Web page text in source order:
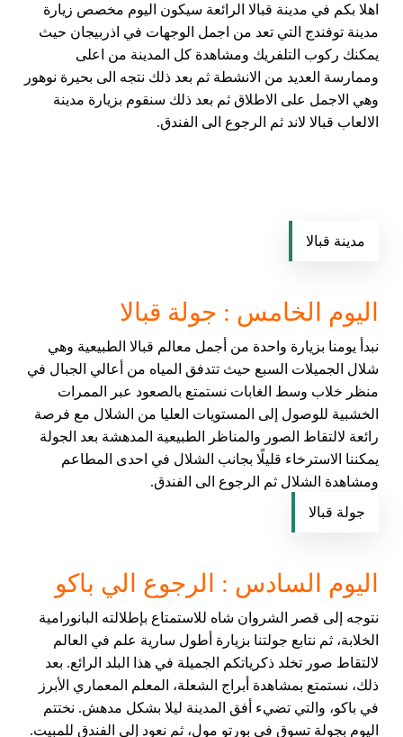
اهلا بكم في مدينة قبالا الرائعة سيكون اليوم مخصص زيارة
مدينة توفندج التي تعد من اجمل الوجهات في اذربيجان حيث
يمكنك ركوب التلفريك ومشاهدة كل المدينة من اعلى
وممارسة العديد من الانشطة ثم بعد ذلك نتجه الى بحيرة نوهور
وهي الاجمل على الاطلاق ثم بعد ذلك سنقوم بزيارة مدينة
الالعاب قبالا لاند ثم الرجوع الى الفندق.
مدينة قبالا
اليوم الخامس : جولة قبالا
نبدأ يومنا بزيارة واحدة من أجمل معالم قبالا الطبيعية وهي
شلال الجميلات السبع حيث تتدفق المياه من أعالي الجبال في
منظر خلاب وسط الغابات نستمتع بالصعود عبر الممرات
الخشبية للوصول إلى المستويات العليا من الشلال مع فرصة
رائعة لالتقاط الصور والمناظر الطبيعية المدهشة بعد الجولة
يمكننا الاسترخاء قليلًا بجانب الشلال في احدى المطاعم
ومشاهدة الشلال ثم الرجوع الى الفندق.
جولة قبالا
اليوم السادس : الرجوع الي باكو
نتوجه إلى قصر الشروان شاه للاستمتاع بإطلالته البانورامية
الخلابة، ثم نتابع جولتنا بزيارة أطول سارية علم في العالم
لالتقاط صور تخلد ذكرياتكم الجميلة في هذا البلد الرائع. بعد
ذلك، نستمتع بمشاهدة أبراج الشعلة، المعلم المعماري الأبرز
في باكو، والتي تضيء أفق المدينة ليلا بشكل مدهش. نختتم
اليوم بجولة تسوق في بورتو مول، ثم نعود إلى الفندق للمبيت.